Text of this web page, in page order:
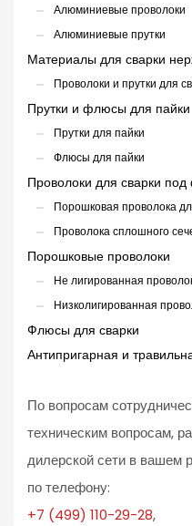
Алюминиевые проволоки
Алюминиевые прутки
Материалы для сварки
Проволоки и прутки для
Прутки и флюсы для пайки
Прутки для пайки
Флюсы для пайки
Проволоки для сварки
Порошковая проволока
Проволока сплошного
Порошковые проволоки
Не лигированная
Низколигированная
Флюсы для сварки
Антипригарная и
По вопросам
техническим вопросам,
дилерской сети в вашем
по телефону:
+7 (499) 110-29-28,